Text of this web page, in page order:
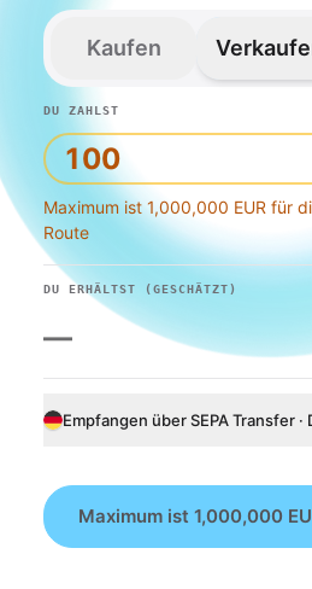
Kaufen
DU ZAHLST
Maximum ist 1,000,000 EUR für
Route
DU ERHÄLTST (GESCHÄTZT)
—
Empfangen über SEPA Transfer ·
Maximum ist 1,000,000